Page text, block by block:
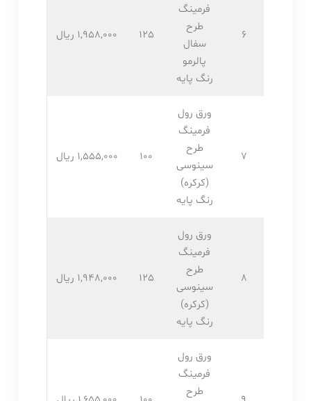
6
فرمینگ
طرح
سفال
پالرمو
رنگ پایه
125 1,958,۰۰۰ ریال
7
ورق رول
فرمینگ
طرح
سینوسی
(کرکره)
رنگ پایه
100 1,555,۰۰۰ ریال
8
ورق رول
فرمینگ
طرح
سینوسی
(کرکره)
رنگ پایه
125 1,948,۰۰۰ ریال
ورق رول
فرمینگ
طرح